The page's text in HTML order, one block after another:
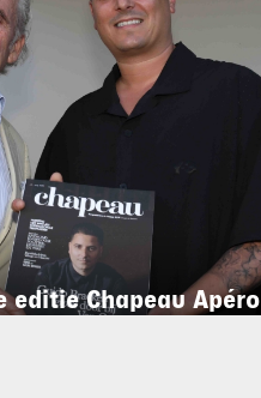
editie Chapeau Apéro